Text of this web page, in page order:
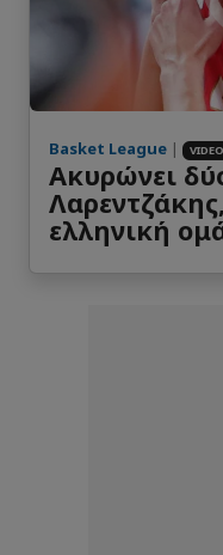
Basket League | VIDEO
Ακυρώνει
ελληνική